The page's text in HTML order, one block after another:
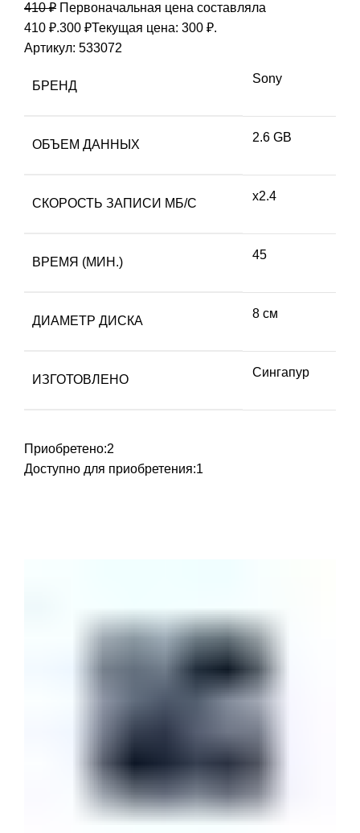
410₽ Первоначальная цена составляла
410 ₽.300 ₽Текущая цена: 300 ₽.
Артикул: 533072
БРЕНД
Sony
ОБЪЕМ ДАННЫХ
2.6 GB
СКОРОСТЬ ЗАПИСИ МБ/С
х2.4
ВРЕМЯ (МИН.)
45
ДИАМЕТР ДИСКА
8 см
ИЗГОТОВЛЕНО
Сингапур
Приобретено:2
Доступно для приобретения:1